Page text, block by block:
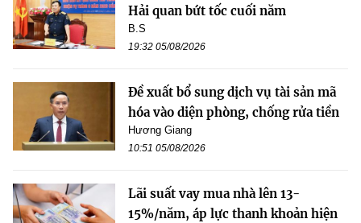
Hải quan bứt tốc cuối năm
B.S
19:32 05/08/2026
Đề xuất bổ sung dịch vụ tài sản mã
hóa vào diện phòng, chống rửa tiền
Hương Giang
10:51 05/08/2026
Lãi suất vay mua nhà lên 13-
15%/năm, áp lực thanh khoản hiện